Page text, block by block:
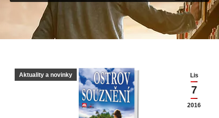
Lis
7
2016
Aktuality a novinky